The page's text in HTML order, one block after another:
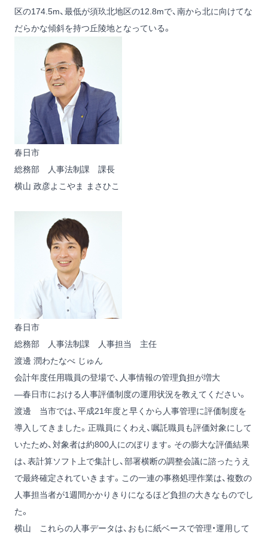
区の174.5m、最低が須玖北地区の12.8mで、南から北に向けてな
だらかな傾斜を持つ丘陵地となっている。
春日市
総務部 人事法制課 課長
横山 政彦よこやま まさひこ
春日市
総務部 人事法制課 人事担当 主任
渡邊 潤わたなべ じゅん
会計年度任用職員の登場で、人事情報の管理負担が増大
―春日市における人事評価制度の運用状況を教えてください。
渡邊 当市では、平成21年度と早くから人事管理に評価制度を
導入してきました。正職員にくわえ、嘱託職員も評価対象にして
いたため、対象者は約800人にのぼります。その膨大な評価結果
は、表計算ソフト上で集計し、部署横断の調整会議に諮ったうえ
で最終確定されていきます。この一連の事務処理作業は、複数の
人事担当者が1週間かかりきりになるほど負担の大きなものでし
た。
横山 これらの人事データは、おもに紙ベースで管理・運用して